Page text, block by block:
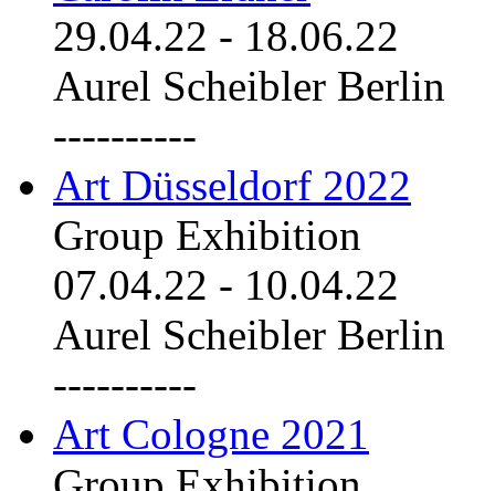
29.04.22 - 18.06.22
Aurel Scheibler Berlin
----------
Art Düsseldorf 2022
Group Exhibition
07.04.22 - 10.04.22
Aurel Scheibler Berlin
----------
Art Cologne 2021